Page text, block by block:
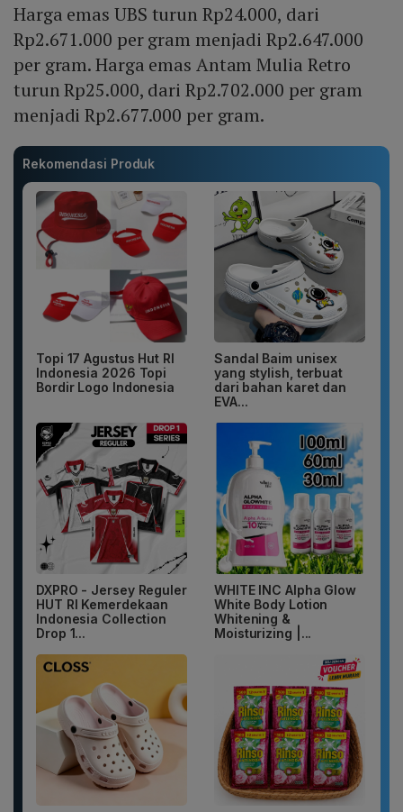
Harga emas UBS turun Rp24.000, dari
Rp2.671.000 per gram menjadi Rp2.647.000
per gram. Harga emas Antam Mulia Retro
turun Rp25.000, dari Rp2.702.000 per gram
menjadi Rp2.677.000 per gram.
Rekomendasi Produk
Topi 17 Agustus Hut RI
Indonesia 2026 Topi
Bordir Logo Indonesia
Sandal Baim unisex
yang stylish, terbuat
dari bahan karet dan
EVA...
DXPRO - Jersey Reguler
HUT RI Kemerdekaan
Indonesia Collection
Drop 1...
WHITE INC Alpha Glow
White Body Lotion
Whitening &
Moisturizing |...